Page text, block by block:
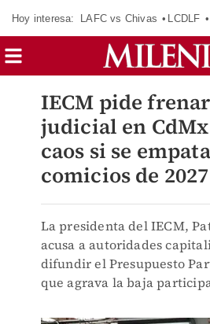
Hoy interesa: LAFC vs Chivas LCDLF
IECM pide
judicial en
caos si se
comicios de 2027
La presidenta del IECM,
acusa a autoridades
difundir el Presupuesto
que agrava la baja